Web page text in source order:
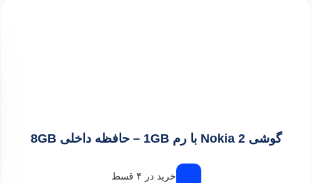
گوشی Nokia 2 با رم 1GB – حافظه داخلی 8GB
خرید در ۴ قسط